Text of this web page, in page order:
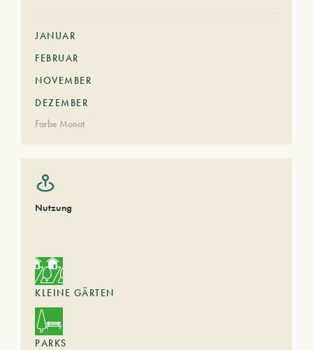
JANUAR
FEBRUAR
NOVEMBER
DEZEMBER
Farbe Monat
Nutzung
KLEINE GÄRTEN
PARKS